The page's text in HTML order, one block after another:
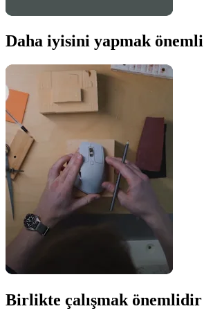
Daha iyisini yapmak önemli
Birlikte çalışmak önemlidir